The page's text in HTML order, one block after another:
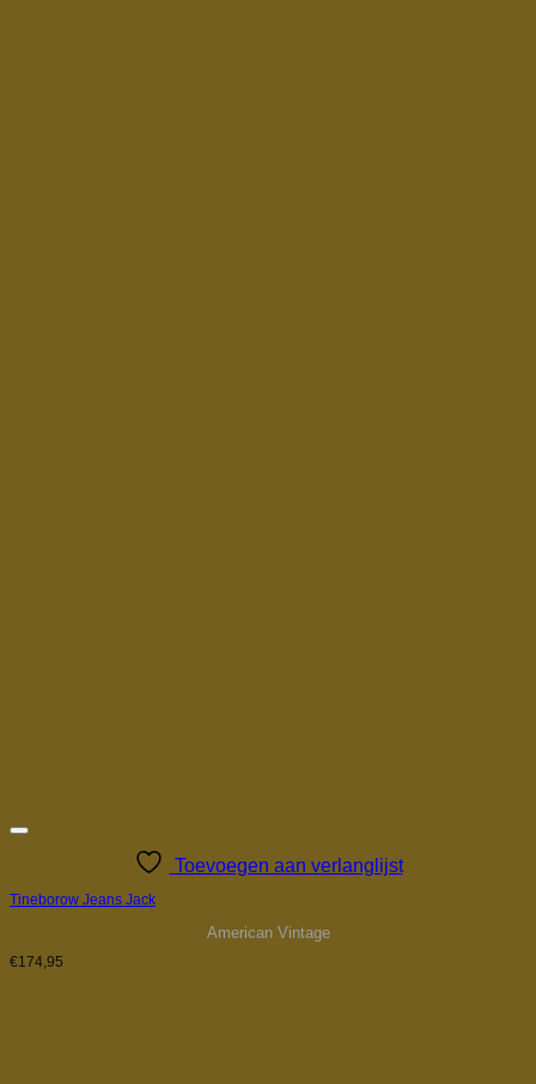
Toevoegen aan verlanglijst
Tineborow Jeans Jack
American Vintage
€174,95